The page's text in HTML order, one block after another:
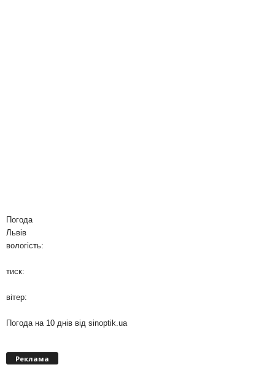
Погода
Львів
вологість:
тиск:
вітер:
Погода на 10 днів від sinoptik.ua
Реклама